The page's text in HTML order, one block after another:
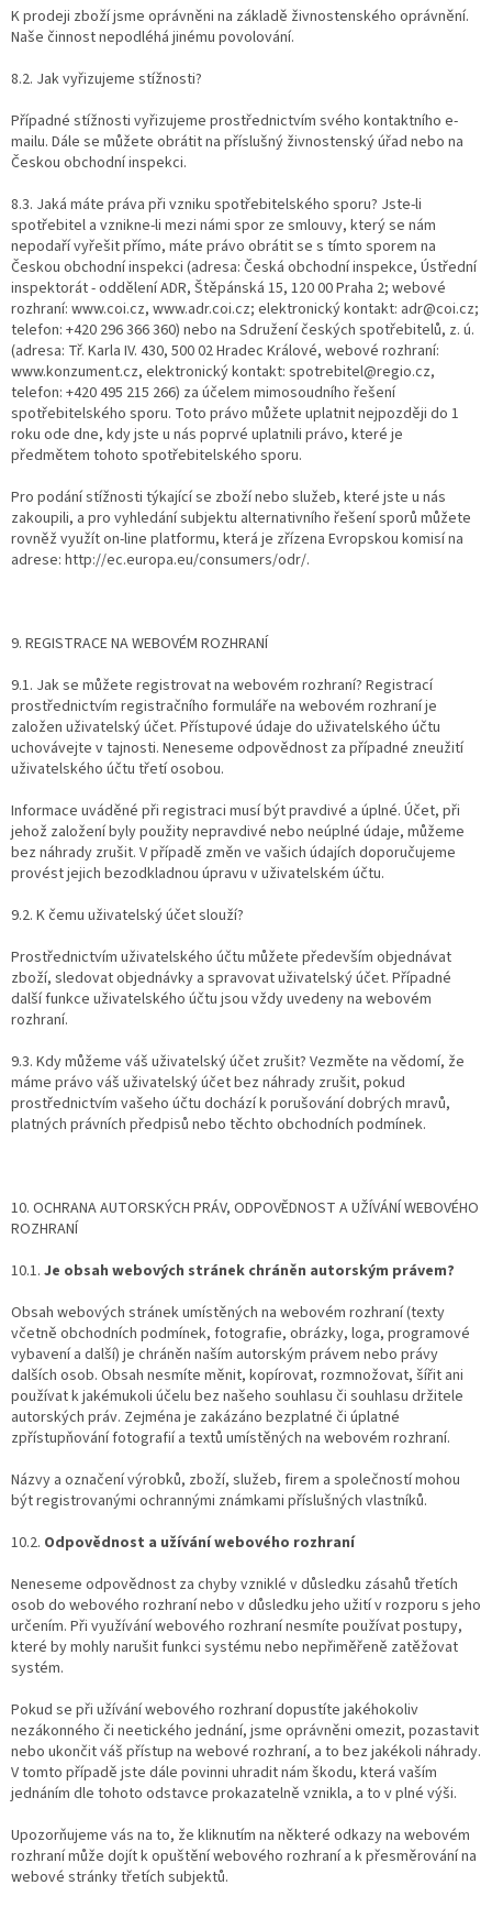
K prodeji zboží jsme oprávněni na základě živnostenského oprávnění.
Naše činnost nepodléhá jinému povolování.
8.2. Jak vyřizujeme stížnosti?
Případné stížnosti vyřizujeme prostřednictvím svého kontaktního e-
mailu. Dále se můžete obrátit na příslušný živnostenský úřad nebo na
Českou obchodní inspekci.
8.3. Jaká máte práva při vzniku spotřebitelského sporu? Jste-li
spotřebitel a vznikne-li mezi námi spor ze smlouvy, který se nám
nepodaří vyřešit přímo, máte právo obrátit se s tímto sporem na
Českou obchodní inspekci (adresa: Česká obchodní inspekce, Ústřední
inspektorát - oddělení ADR, Štěpánská 15, 120 00 Praha 2; webové
rozhraní: www.coi.cz, www.adr.coi.cz; elektronický kontakt: adr@coi.cz;
telefon: +420 296 366 360) nebo na Sdružení českých spotřebitelů, z. ú.
(adresa: Tř. Karla IV. 430, 500 02 Hradec Králové, webové rozhraní:
www.konzument.cz, elektronický kontakt: spotrebitel@regio.cz,
telefon: +420 495 215 266) za účelem mimosoudního řešení
spotřebitelského sporu. Toto právo můžete uplatnit nejpozději do 1
roku ode dne, kdy jste u nás poprvé uplatnili právo, které je
předmětem tohoto spotřebitelského sporu.
Pro podání stížnosti týkající se zboží nebo služeb, které jste u nás
zakoupili, a pro vyhledání subjektu alternativního řešení sporů můžete
rovněž využít on-line platformu, která je zřízena Evropskou komisí na
adrese: http://ec.europa.eu/consumers/odr/.
9. REGISTRACE NA WEBOVÉM ROZHRANÍ
9.1. Jak se můžete registrovat na webovém rozhraní? Registrací
prostřednictvím registračního formuláře na webovém rozhraní je
založen uživatelský účet. Přístupové údaje do uživatelského účtu
uchovávejte v tajnosti. Neneseme odpovědnost za případné zneužití
uživatelského účtu třetí osobou.
Informace uváděné při registraci musí být pravdivé a úplné. Účet, při
jehož založení byly použity nepravdivé nebo neúplné údaje, můžeme
bez náhrady zrušit. V případě změn ve vašich údajích doporučujeme
provést jejich bezodkladnou úpravu v uživatelském účtu.
9.2. K čemu uživatelský účet slouží?
Prostřednictvím uživatelského účtu můžete především objednávat
zboží, sledovat objednávky a spravovat uživatelský účet. Případné
další funkce uživatelského účtu jsou vždy uvedeny na webovém
rozhraní.
9.3. Kdy můžeme váš uživatelský účet zrušit? Vezměte na vědomí, že
máme právo váš uživatelský účet bez náhrady zrušit, pokud
prostřednictvím vašeho účtu dochází k porušování dobrých mravů,
platných právních předpisů nebo těchto obchodních podmínek.
10. OCHRANA AUTORSKÝCH PRÁV, ODPOVĚDNOST A UŽÍVÁNÍ WEBOVÉHO
ROZHRANÍ
10.1. Je obsah webových stránek chráněn autorským právem?
Obsah webových stránek umístěných na webovém rozhraní (texty
včetně obchodních podmínek, fotografie, obrázky, loga, programové
vybavení a další) je chráněn naším autorským právem nebo právy
dalších osob. Obsah nesmíte měnit, kopírovat, rozmnožovat, šířit ani
používat k jakémukoli účelu bez našeho souhlasu či souhlasu držitele
autorských práv. Zejména je zakázáno bezplatné či úplatné
zpřístupňování fotografií a textů umístěných na webovém rozhraní.
Názvy a označení výrobků, zboží, služeb, firem a společností mohou
být registrovanými ochrannými známkami příslušných vlastníků.
10.2. Odpovědnost a užívání webového rozhraní
Neneseme odpovědnost za chyby vzniklé v důsledku zásahů třetích
osob do webového rozhraní nebo v důsledku jeho užití v rozporu s jeho
určením. Při využívání webového rozhraní nesmíte používat postupy,
které by mohly narušit funkci systému nebo nepřiměřeně zatěžovat
systém.
Pokud se při užívání webového rozhraní dopustíte jakéhokoliv
nezákonného či neetického jednání, jsme oprávněni omezit, pozastavit
nebo ukončit váš přístup na webové rozhraní, a to bez jakékoli náhrady.
V tomto případě jste dále povinni uhradit nám škodu, která vaším
jednáním dle tohoto odstavce prokazatelně vznikla, a to v plné výši.
Upozorňujeme vás na to, že kliknutím na některé odkazy na webovém
rozhraní může dojít k opuštění webového rozhraní a k přesměrování na
webové stránky třetích subjektů.